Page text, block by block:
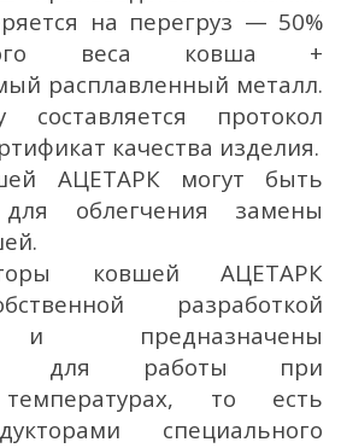
на перегруз — 50%
веса ковша +
расплавленный металл.
составляется протокол
качества изделия.
АЦЕТАРК могут быть
облегчения замены
ковшей АЦЕТАРК
разработкой
предназначены
для работы при
то есть
специального